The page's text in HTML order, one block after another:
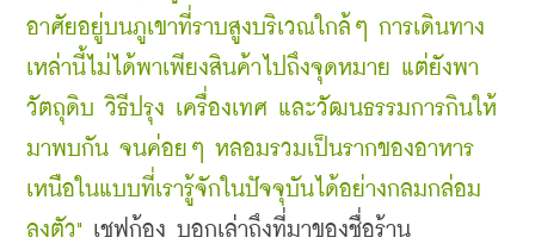
อาศัยอยู่บนภูเขาที่ราบสูงบริเวณใกล้ๆ การเดินทาง
เหล่านี้ไม่ได้พาเพียงสินค้าไปถึงจุดหมาย แต่ยังพา
วัตถุดิบ วิธีปรุง เครื่องเทศ และวัฒนธรรมการกินให้
มาพบกัน จนค่อยๆ หลอมรวมเป็นรากของอาหาร
เหนือในแบบที่เรารู้จักในปัจจุบันได้อย่างกลมกล่อม
ลงตัว" เชฟก้อง บอกเล่าถึงที่มาของชื่อร้าน